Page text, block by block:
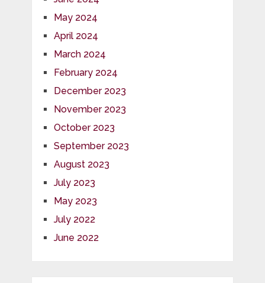
May 2024
April 2024
March 2024
February 2024
December 2023
November 2023
October 2023
September 2023
August 2023
July 2023
May 2023
July 2022
June 2022